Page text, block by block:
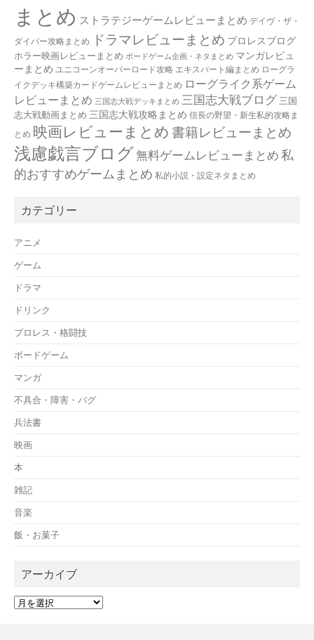
まとめ ストラテジーゲームレビューまとめ デイヴ・ザ・
ダイバー攻略まとめ ドラマレビューまとめ プロレスブログ
ホラー映画レビューまとめ ボードゲーム企画・ネタまとめ マンガレビュ
ーまとめ ユニコーンオーバーロード攻略 エキスパート編まとめ ローグラ
イクデッキ構築カードゲームレビューまとめ ローグライク系ゲーム
レビューまとめ 三国志大戦デッキまとめ 三国志大戦ブログ 三国
志大戦動画まとめ 三国志大戦攻略まとめ 信長の野望・新生私的攻略ま
とめ 映画レビューまとめ 書籍レビューまとめ
浅慮戯言ブログ無料ゲームレビューまとめ 私
的おすすめゲームまとめ 私的小説・設定ネタまとめ
カテゴリー
アニメ
ゲーム
ドラマ
ドリンク
プロレス・格闘技
ボードゲーム
マンガ
不具合・障害・バグ
兵法書
映画
本
雑記
音楽
飯・お菓子
アーカイブ
ア